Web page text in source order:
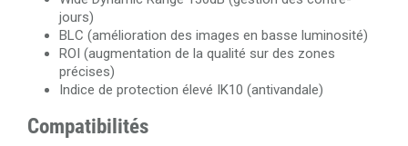
jours)
BLC (amélioration des images en basse luminosité)
ROI (augmentation de la qualité sur des zones
précises)
Indice de protection élevé IK10 (antivandale)
Compatibilités